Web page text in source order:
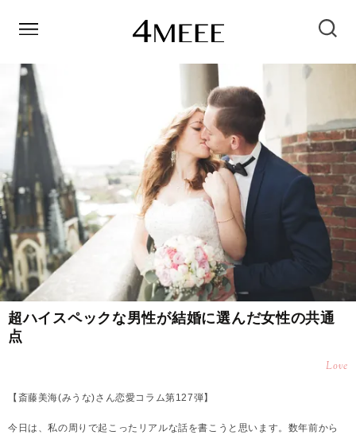
超ハイスペックな男性が結婚に選んだ女性の共通
点
Love
【斎藤美海(みうな)さん恋愛コラム第127弾】
今日は、私の周りで起こったリアルな話を書こうと思います。数年前から